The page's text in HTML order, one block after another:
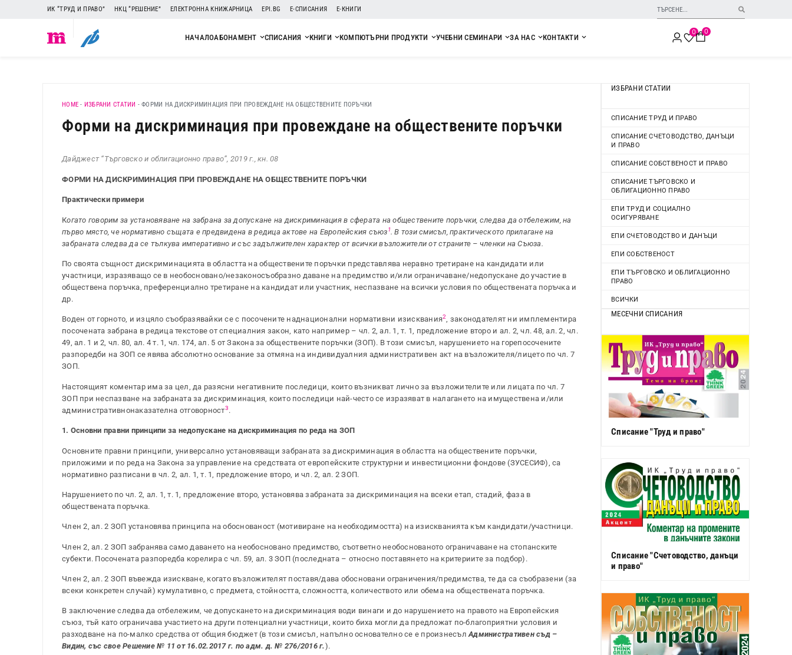
ИК “ТРУД И ПРАВО” НКЦ “РЕШЕНИЕ” ЕЛЕКТРОННА КНИЖАРНИЦА EPI.BG Е-СПИСАНИЯ Е-КНИГИ
НАЧАЛОАБОНАМЕНТ СПИСАНИЯ КНИГИ КОМПЮТЪРНИ ПРОДУКТИ УЧЕБНИ СЕМИНАРИ ЗА НАС КОНТАКТИ
0 0
HOME - ИЗБРАНИ СТАТИИ - ФОРМИ НА ДИСКРИМИНАЦИЯ ПРИ ПРОВЕЖДАНЕ НА ОБЩЕСТВЕНИТЕ ПОРЪЧКИ
Форми на дискриминация при провеждане на обществените поръчки
Дайджест “Търговско и облигационно право”, 2019 г., кн. 08
ФОРМИ НА ДИСКРИМИНАЦИЯ ПРИ ПРОВЕЖДАНЕ НА ОБЩЕСТВЕНИТЕ ПОРЪЧКИ
Практически примери
Когато говорим за установяване на забрана за допускане на дискриминация в сферата на обществените поръчки, следва да отбележим, на
първо място, че нормативно същата е предвидена в редица актове на Европейския съюз1. В този смисъл, практическото прилагане на
забраната следва да се тълкува императивно и със задължителен характер от всички възложители от страните – членки на Съюза.
По своята същност дискриминацията в областта на обществените поръчки представлява неравно третиране на кандидати или
участници, изразяващо се в необосновано/незаконосъобразно даване на предимство и/или ограничаване/недопускане до участие в
обществена поръчка, преференциално третиране на кандидат или участник, неспазване на всички условия по обществената поръчка и
др.
Воден от горното, и изцяло съобразявайки се с посочените наднационални нормативни изисквания2, законодателят ни имплементира
посочената забрана в редица текстове от специалния закон, като например – чл. 2, ал. 1, т. 1, предложение второ и ал. 2, чл. 48, ал. 2, чл.
49, ал. 1 и 2, чл. 80, ал. 4 т. 1, чл. 174, ал. 5 от Закона за обществените поръчки (ЗОП). В този смисъл, нарушението на горепосочените
разпоредби на ЗОП се явява абсолютно основание за отмяна на индивидуалния административен акт на възложителя/лицето по чл. 7
ЗОП.
Настоящият коментар има за цел, да разясни негативните последици, които възникват лично за възложителите или лицата по чл. 7
ЗОП при неспазване на забраната за дискриминация, които последици най-често се изразяват в налагането на имуществена и/или
административнонаказателна отговорност3.
1. Основни правни принципи за недопускане на дискриминация по реда на ЗОП
Основните правни принципи, универсално установяващи забраната за дискриминация в областта на обществените поръчки,
приложими и по реда на Закона за управление на средствата от европейските структурни и инвестиционни фондове (ЗУСЕСИФ), са
нормативно разписани в чл. 2, ал. 1, т. 1, предложение второ, и чл. 2, ал. 2 ЗОП.
Нарушението по чл. 2, ал. 1, т. 1, предложение второ, установява забраната за дискриминация на всеки етап, стадий, фаза в
обществената поръчка.
Член 2, ал. 2 ЗОП установява принципа на обоснованост (мотивиране на необходимостта) на изискванията към кандидати/участници.
Член 2, ал. 2 ЗОП забранява само даването на необосновано предимство, съответно необоснованото ограничаване на стопанските
субекти. Посочената разпоредба корелира с чл. 59, ал. 3 ЗОП (последната – относно поставянето на критериите за подбор).
Член 2, ал. 2 ЗОП въвежда изискване, когато възложителят поставя/дава обосновани ограничения/предимства, те да са съобразени (за
всеки конкретен случай) кумулативно, с предмета, стойността, сложността, количеството или обема на обществената поръчка.
В заключение следва да отбележим, че допускането на дискриминация води винаги и до нарушението на правото на Европейския
съюз, тъй като ограничава участието на други потенциални участници, които биха могли да предложат по-благоприятни условия и
разходване на по-малко средства от общия бюджет (в този смисъл, напълно основателно се е произнесълАдминистративен съд –
Видин, със свое Решение № 11 от 16.02.2017 г. по адм. д. № 276/2016 г. ).
ИЗБРАНИ СТАТИИ
СПИСАНИЕ ТРУД И ПРАВО
СПИСАНИЕ СЧЕТОВОДСТВО, ДАНЪЦИ
И ПРАВО
СПИСАНИЕ СОБСТВЕНОСТ И ПРАВО
СПИСАНИЕ ТЪРГОВСКО И
ОБЛИГАЦИОННО ПРАВО
ЕПИ ТРУД И СОЦИАЛНО
ОСИГУРЯВАНЕ
ЕПИ СЧЕТОВОДСТВО И ДАНЪЦИ
ЕПИ СОБСТВЕНОСТ
ЕПИ ТЪРГОВСКО И ОБЛИГАЦИОННО
ПРАВО
ВСИЧКИ
МЕСЕЧНИ СПИСАНИЯ
Списание "Труд и право"
Списание "Счетоводство, данъци
и право"